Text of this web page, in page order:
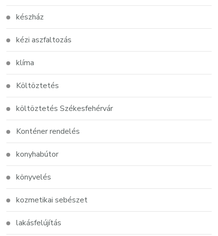
készház
kézi aszfaltozás
klíma
Költöztetés
költöztetés Székesfehérvár
Konténer rendelés
konyhabútor
könyvelés
kozmetikai sebészet
lakásfelújítás